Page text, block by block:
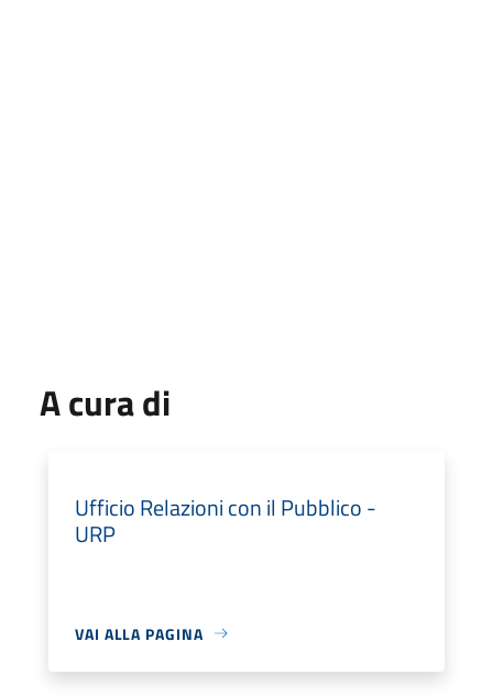
A cura di
Ufficio Relazioni con il Pubblico -
URP
VAI ALLA PAGINA